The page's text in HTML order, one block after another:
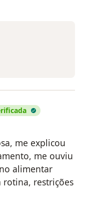
me explicou
me ouviu
alimentar
restrições